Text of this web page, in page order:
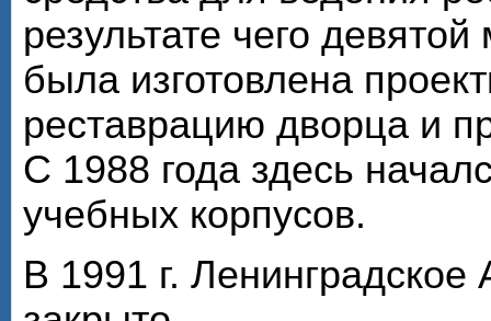
результате чего
была изготовлена
реставрацию дворца и
С 1988 года здесь
учебных корпусов.
В 1991 г.